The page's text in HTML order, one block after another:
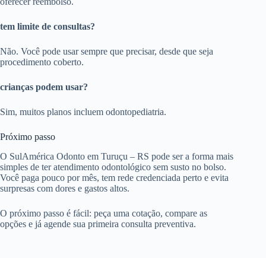
tem limite de consultas?
Não. Você pode usar sempre que precisar, desde que seja
procedimento coberto.
crianças podem usar?
Sim, muitos planos incluem odontopediatria.
Próximo passo
O SulAmérica Odonto em Turuçu – RS pode ser a forma mais
simples de ter atendimento odontológico sem susto no bolso.
Você paga pouco por mês, tem rede credenciada perto e evita
surpresas com dores e gastos altos.
O próximo passo é fácil: peça uma cotação, compare as
opções e já agende sua primeira consulta preventiva.